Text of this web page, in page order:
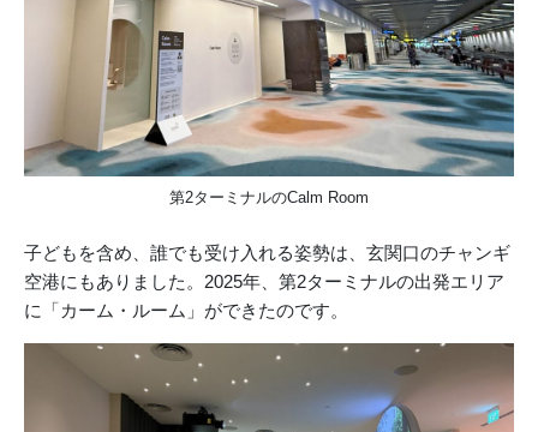
第2ターミナルのCalm Room
子どもを含め、誰でも受け入れる姿勢は、玄関口のチャンギ
空港にもありました。2025年、第2ターミナルの出発エリア
に「カーム・ルーム」ができたのです。